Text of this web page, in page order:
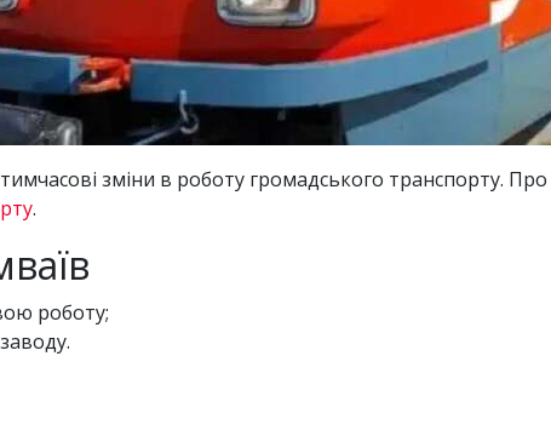
зміни в роботу громадського транспорту.
.
роботу;